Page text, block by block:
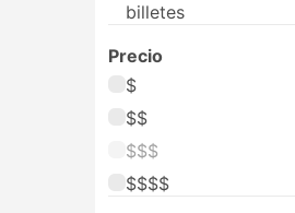
billetes
Precio
$
$$
$$$
$$$$